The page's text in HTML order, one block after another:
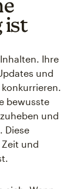
ist
Ihre
und
bewusste
und
Diese
und